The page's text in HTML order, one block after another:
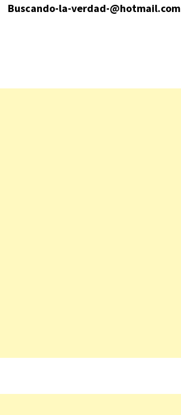
Buscando-la-verdad-@hotmail.com